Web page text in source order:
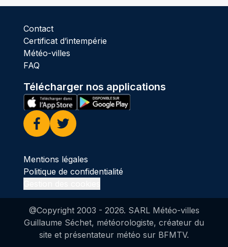
Contact
Certificat d’intempérie
Météo-villes
FAQ
Télécharger nos applications
Facebook
Twitter
Mentions légales
Politique de confidentialité
@Copyright 2003 - 2026. SARL Météo-villes
Guillaume Séchet, météorologiste, créateur du
site et présentateur météo sur BFMTV.